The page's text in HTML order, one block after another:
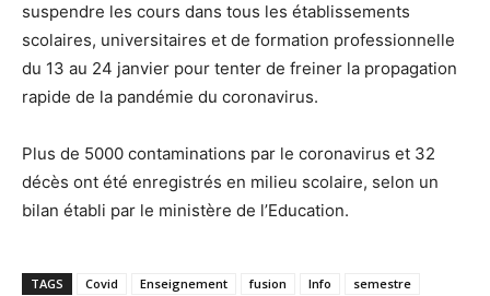
suspendre les cours dans tous les établissements
scolaires, universitaires et de formation professionnelle
du 13 au 24 janvier pour tenter de freiner la propagation
rapide de la pandémie du coronavirus.
Plus de 5000 contaminations par le coronavirus et 32
décès ont été enregistrés en milieu scolaire, selon un
bilan établi par le ministère de l’Education.
TAGS Covid Enseignement fusion Info
semestre